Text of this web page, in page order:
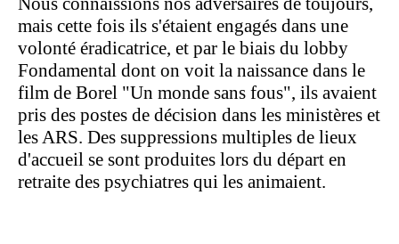
mais cette fois ils s'étaient engagés dans une
volonté éradicatrice, et par le biais du lobby
Fondamental dont on voit la naissance dans le
film de Borel "Un monde sans fous", ils avaient
pris des postes de décision dans les ministères et
les ARS. Des suppressions multiples de lieux
d'accueil se sont produites lors du départ en
retraite des psychiatres qui les animaient.